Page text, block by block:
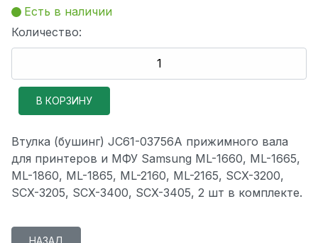
Есть в наличии
Количество:
Втулка (бушинг) JC61-03756A прижимного вала
для принтеров и МФУ Samsung ML-1660, ML-1665,
ML-1860, ML-1865, ML-2160, ML-2165, SCX-3200,
SCX-3205, SCX-3400, SCX-3405, 2 шт в комплекте.